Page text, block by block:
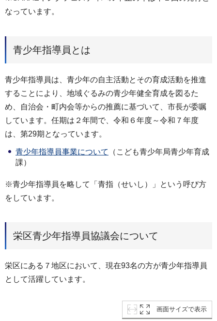
なっています。
青少年指導員とは
青少年指導員は、青少年の自主活動とその育成活動を推進
することにより、地域ぐるみの青少年健全育成を図るた
め、自治会・町内会等からの推薦に基づいて、市長が委嘱
しています。任期は２年間で、令和６年度～令和７年度
は、第29期となっています。
青少年指導員事業について
（こども青少年局青少年育成
課）
※青少年指導員を略して「青指（せいし）」という呼び方
をしています。
栄区青少年指導員協議会について
栄区にある７地区において、現在93名の方が青少年指導員
として活躍しています。
画面サイズで表示